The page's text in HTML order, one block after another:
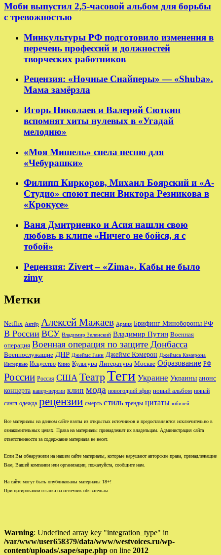
Моби выпустил 2,5-часовой альбом для борьбы
с тревожностью
Минкультуры РФ подготовило изменения в
перечень профессий и должностей
творческих работников
Рецензия: «Ночные Снайперы» — «Shuba».
Мама замёрзла
Игорь Николаев и Валерий Сюткин
вспомнят хиты нулевых в «Угадай
мелодию»
«Моя Мишель» спела песню для
«Чебурашки»
Филипп Киркоров, Михаил Боярский и «А-
Студио» споют песни Виктора Резникова в
«Крокусе»
Ваня Дмитриенко и Асия нашли свою
любовь в клипе «Ничего не бойся, я с
тобой»
Рецензия: Zivert – «Zima». Кабы не было
zimy
Метки
Netflix Актёр Алексей Мажаев Армия Брифинг Минобороны РФ
В России ВСУ Владимир Зеленский Владимир Путин Военная
операция Военная операция по защите Донбасса
Военнослужащие ДНР Джеймс Ганн Джеймс Кэмерон Джеймса Кэмерона
Интервью Искусство Кино Культура Литература Москве Образование РФ
России Россия США ТеатрТеги Украине Украины анонс
концерта кавер-версии клип мода новогодний эфир новый альбом новый
сингл одежда рецензии смерть стиль тренды цитаты юбилей
Все материалы на данном сайте взяты из открытых источников и предоставляются исключительно в
ознакомительных целях. Права на материалы принадлежат их владельцам. Администрация сайта
ответственности за содержание материала не несет.
Если Вы обнаружили на нашем сайте материалы, которые нарушают авторские права, принадлежащие
Вам, Вашей компании или организации, пожалуйста, сообщите нам.
На сайте могут быть опубликованы материалы 18+!
При цитировании ссылка на источник обязательна.
Warning: Undefined array key "integration_type" in
/var/www/user658379/data/www/westvoices.ru/wp-
content/uploads/.sape/sape.php on line 2012